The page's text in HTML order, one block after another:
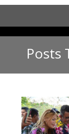
Posts